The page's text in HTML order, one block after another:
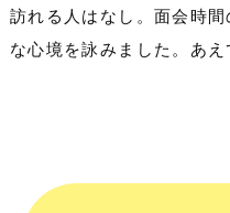
訪れる人はなし。面会時
な心境を詠みました。あえ